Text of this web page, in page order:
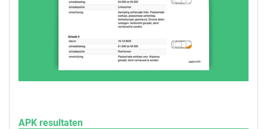
APK resultaten